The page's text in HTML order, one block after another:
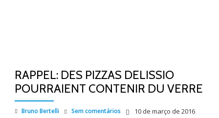
RAPPEL: DES PIZZAS DELISSIO
POURRAIENT CONTENIR DU VERRE
Bruno Bertelli 10 de março de 2016
Sem comentários